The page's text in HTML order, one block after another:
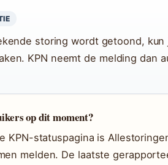
storing wordt getoond,
KPN neemt de melding dan
op dit moment?
KPN-statuspagina is
melden. De laatste